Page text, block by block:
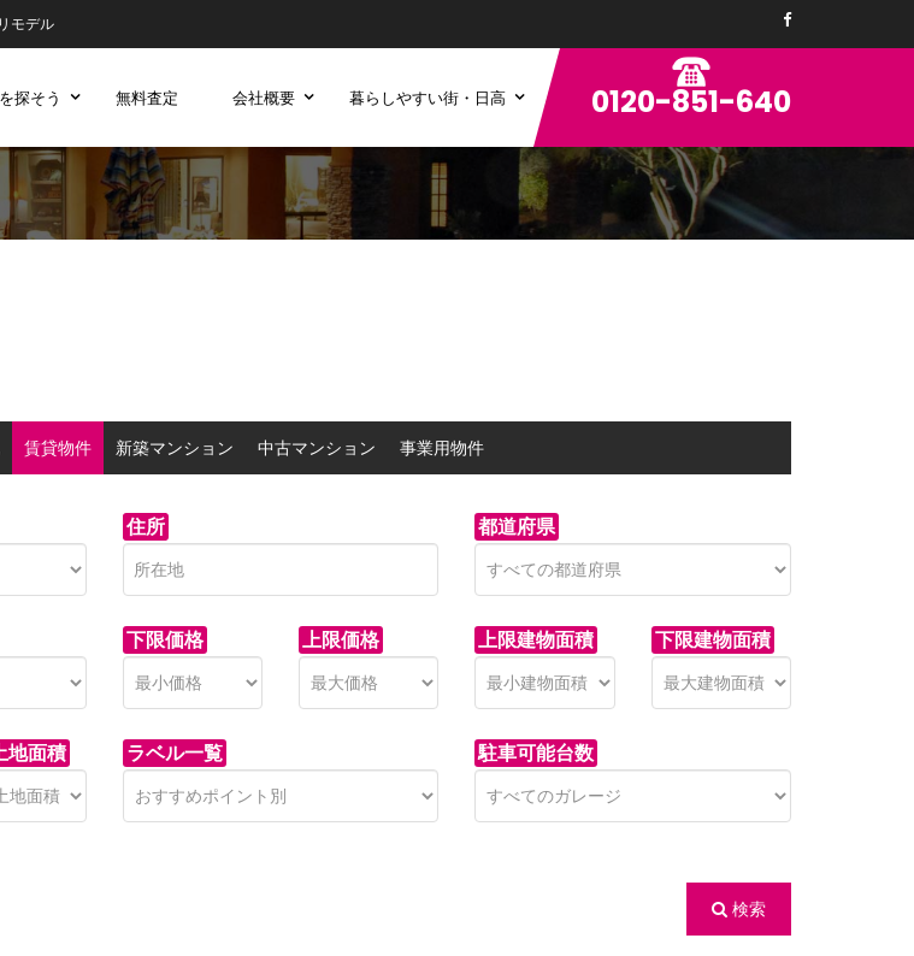
モデル
探そう 無料査定 会社概要 暮らしやすい街・日高 0120-851-640
賃貸物件 新築マンション 中古マンション 事業用物件
住所 都道府県
下限価格 上限価格 上限建物面積 下限建物面積
地面積 ラベル一覧 駐車可能台数
検索